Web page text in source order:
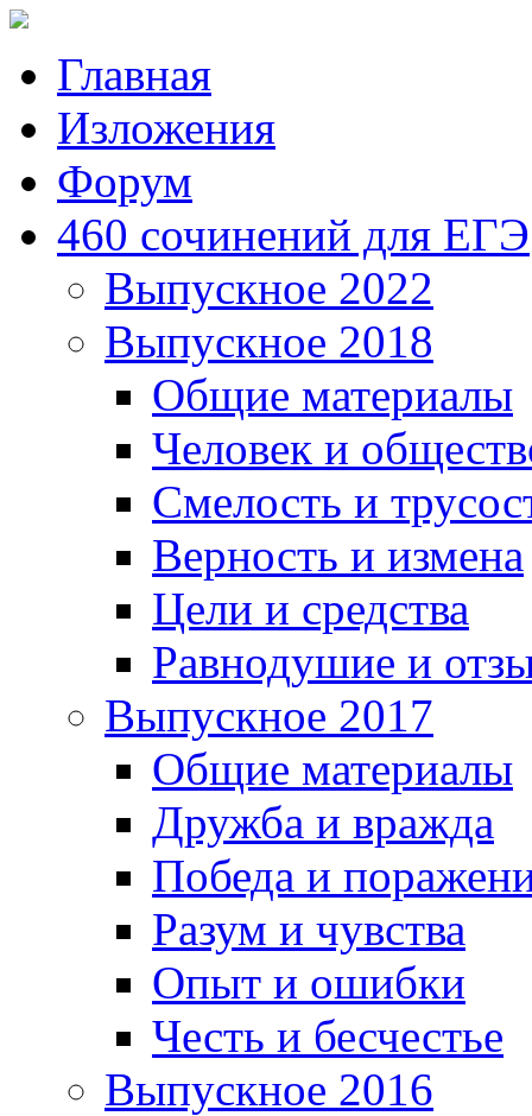
Главная
Изложения
Форум
460 сочинений для ЕГЭ
Выпускное 2022
Выпускное 2018
Общие материалы
Человек и
Смелость и
Верность и измена
Цели и средства
Равнодушие и
Выпускное 2017
Общие материалы
Дружба и вражда
Победа и
Разум и чувства
Опыт и ошибки
Честь и бесчестье
Выпускное 2016